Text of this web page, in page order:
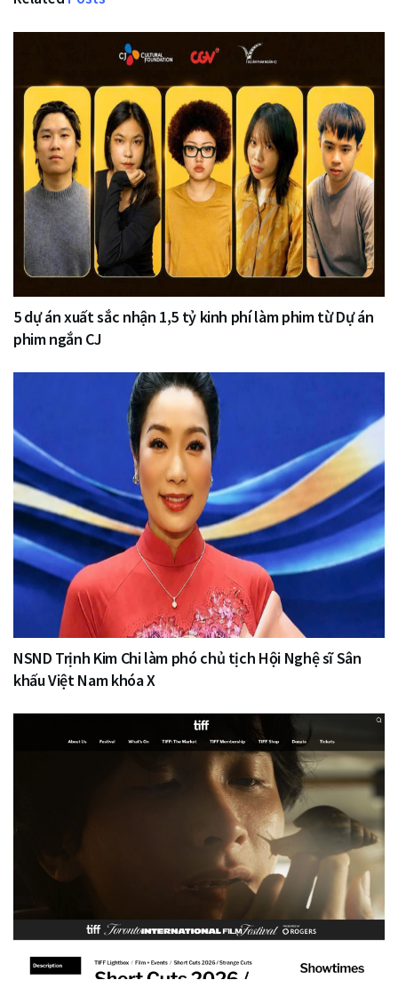
5 dự án xuất sắc nhận 1,5 tỷ kinh phí làm phim từ Dự án
phim ngắn CJ
NSND Trịnh Kim Chi làm phó chủ tịch Hội Nghệ sĩ Sân
khấu Việt Nam khóa X